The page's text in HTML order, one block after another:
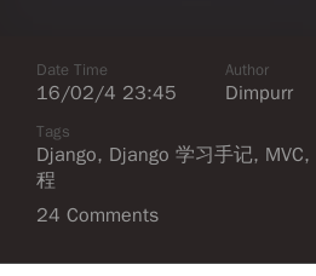
Date Time
16/02/4 23:45
Author
Dimpurr
Tags
Django, Django 学习手记, MVC,
程
24 Comments